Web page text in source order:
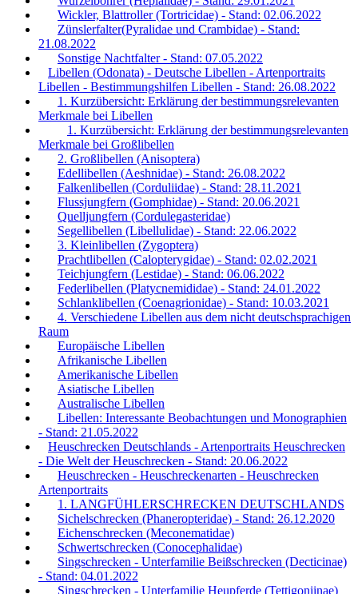
Wickler, Blattroller (Tortricidae) - Stand: 02.06.2022
Zünslerfalter(Pyralidae und Crambidae) - Stand:
21.08.2022
Sonstige Nachtfalter - Stand: 07.05.2022
Libellen (Odonata) - Deutsche Libellen - Artenportraits
Libellen - Bestimmungshilfen Libellen - Stand: 26.08.2022
1. Kurzübersicht: Erklärung der bestimmungsrelevanten
Merkmale bei Libellen
1. Kurzübersicht: Erklärung der bestimmungsrelevanten
Merkmale bei Großlibellen
2. Großlibellen (Anisoptera)
Edellibellen (Aeshnidae) - Stand: 26.08.2022
Falkenlibellen (Corduliidae) - Stand: 28.11.2021
Flussjungfern (Gomphidae) - Stand: 20.06.2021
Quelljungfern (Cordulegasteridae)
Segellibellen (Libellulidae) - Stand: 22.06.2022
3. Kleinlibellen (Zygoptera)
Prachtlibellen (Calopterygidae) - Stand: 02.02.2021
Teichjungfern (Lestidae) - Stand: 06.06.2022
Federlibellen (Platycnemididae) - Stand: 24.01.2022
Schlanklibellen (Coenagrionidae) - Stand: 10.03.2021
4. Verschiedene Libellen aus dem nicht deutschsprachigen
Raum
Europäische Libellen
Afrikanische Libellen
Amerikanische Libellen
Asiatische Libellen
Australische Libellen
Libellen: Interessante Beobachtungen und Monographien
- Stand: 21.05.2022
Heuschrecken Deutschlands - Artenportraits Heuschrecken
- Die Welt der Heuschrecken - Stand: 20.06.2022
Heuschrecken - Heuschreckenarten - Heuschrecken
Artenportraits
1. LANGFÜHLERSCHRECKEN DEUTSCHLANDS
Sichelschrecken (Phaneropteridae) - Stand: 26.12.2020
Eichenschrecken (Meconematidae)
Schwertschrecken (Conocephalidae)
Singschrecken - Unterfamilie Beißschrecken (Decticinae)
- Stand: 04.01.2022
Singschrecken - Unterfamilie Heupferde (Tettigoniinae)